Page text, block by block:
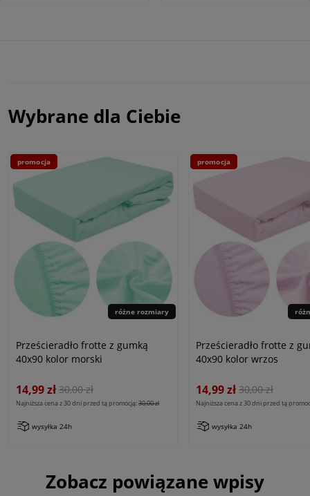
Wybrane dla Ciebie
różne rozmiary
Prześcieradło frotte z gumką
40x90 kolor morski
14,99 zł 30,00 zł
Najniższa cena z 30 dni przed tą promocją:30,00 zł
wysyłka 24h
promocja
Prześcieradło frotte z
40x90 kolor wrzos
14,99 zł 30,00 zł
Najniższa cena z 30 dni przed tą
wysyłka 24h
promocja
Zobacz powiązane wpisy